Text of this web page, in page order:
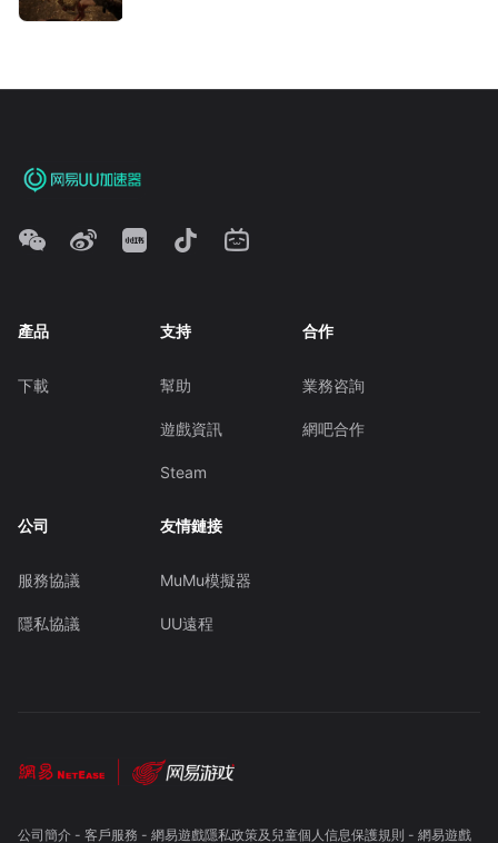
產品
下載
支持
幫助
遊戲資訊
Steam
合作
業務咨詢
網吧合作
公司
服務協議
隱私協議
友情鏈接
MuMu模擬器
UU遠程
公司簡介- 客戶服務 - 網易遊戲隱私政策及兒童個人信息保護規則 - 網易遊戲